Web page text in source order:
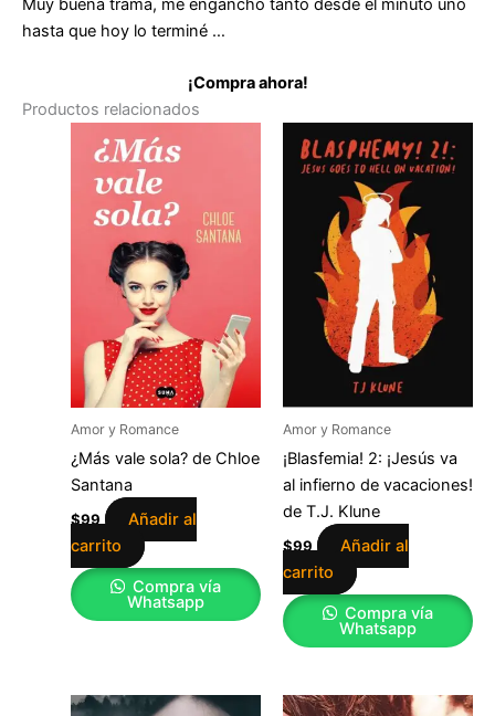
Muy buena trama, me enganchó tanto desde el minuto uno
hasta que hoy lo terminé …
¡Compra ahora!
Productos relacionados
Amor y Romance
¿Más vale sola? de Chloe
Santana
$99
Añadir al
carrito
Compra vía
Whatsapp
Amor y Romance
¡Blasfemia! 2: ¡Jesús va
al infierno de vacaciones!
de T.J. Klune
$99
Añadir al
carrito
Compra vía
Whatsapp